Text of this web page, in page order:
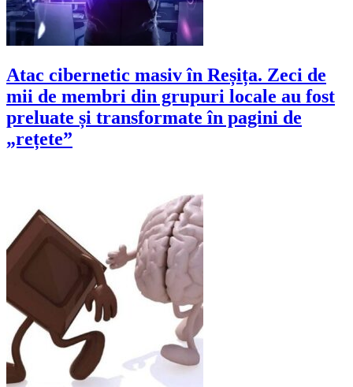
Atac cibernetic masiv în Reșița. Zeci de
mii de membri din grupuri locale au fost
preluate și transformate în pagini de
„rețete”